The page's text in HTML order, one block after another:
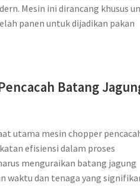
Mesin ini dirancang khusus
panen untuk dijadikan pakan
Batang
utama mesin chopper
efisiensi dalam proses
menguraikan batang jagung
waktu dan tenaga yang